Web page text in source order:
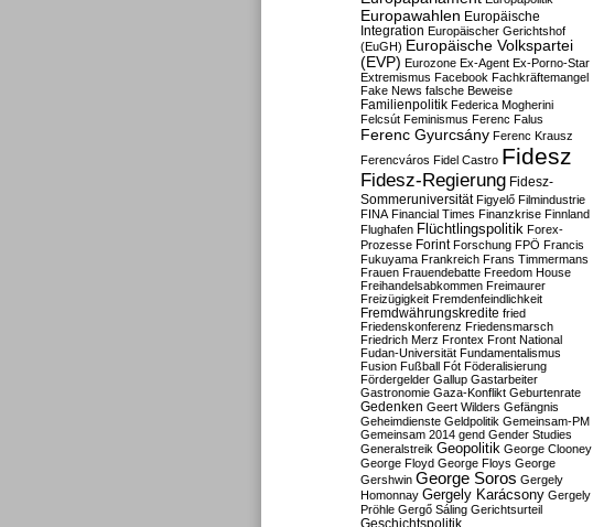
Europawahlen Europäische
Integration Europäischer Gerichtshof
(EuGH) Europäische Volkspartei
(EVP) Eurozone Ex-Agent Ex-Porno-Star
Extremismus Facebook Fachkräftemangel
Fake News falsche Beweise
Familienpolitik Federica Mogherini
Felcsút Feminismus Ferenc Falus
Ferenc Gyurcsány Ferenc Krausz
Ferencváros Fidel Castro Fidesz
Fidesz-Regierung Fidesz-
Sommeruniversität Figyelő Filmindustrie
FINA Financial Times Finanzkrise Finnland
Flughafen Flüchtlingspolitik Forex-
Prozesse Forint Forschung FPÖ Francis
Fukuyama Frankreich Frans Timmermans
Frauen Frauendebatte Freedom House
Freihandelsabkommen Freimaurer
Freizügigkeit Fremdenfeindlichkeit
Fremdwährungskredite fried
Friedenskonferenz Friedensmarsch
Friedrich Merz Frontex Front National
Fudan-Universität Fundamentalismus
Fusion Fußball Fót Föderalisierung
Fördergelder Gallup Gastarbeiter
Gastronomie Gaza-Konflikt Geburtenrate
Gedenken Geert Wilders Gefängnis
Geheimdienste Geldpolitik Gemeinsam-PM
Gemeinsam 2014 gend Gender Studies
Generalstreik Geopolitik George Clooney
George Floyd George Floys George
Gershwin George Soros Gergely
Homonnay Gergely Karácsony Gergely
Pröhle Gergő Sáling Gerichtsurteil
Geschichtspolitik